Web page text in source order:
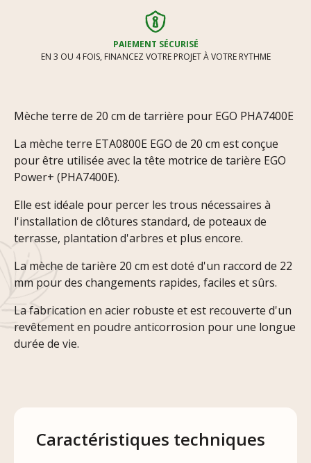
PAIEMENT SÉCURISÉ
EN 3 OU 4 FOIS, FINANCEZ VOTRE PROJET À VOTRE RYTHME
Mèche terre de 20 cm de tarrière pour EGO PHA7400E
La mèche terre ETA0800E EGO de 20 cm est conçue
pour être utilisée avec la tête motrice de tarière EGO
Power+ (PHA7400E).
Elle est idéale pour percer les trous nécessaires à
l'installation de clôtures standard, de poteaux de
terrasse, plantation d'arbres et plus encore.
La mèche de tarière 20 cm est doté d'un raccord de 22
mm pour des changements rapides, faciles et sûrs.
La fabrication en acier robuste et est recouverte d'un
revêtement en poudre anticorrosion pour une longue
durée de vie.
Caractéristiques techniques